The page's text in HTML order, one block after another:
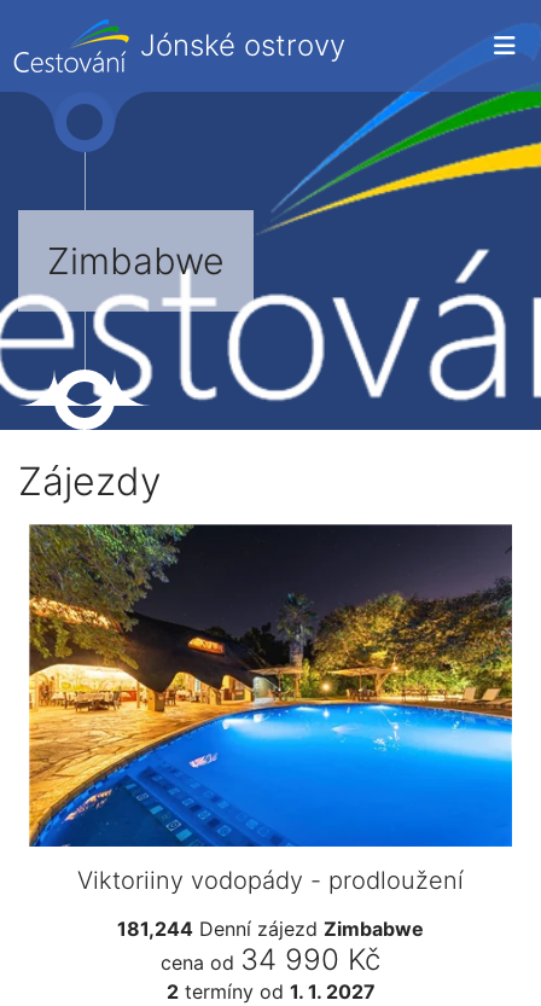
Jónské ostrovy
Zimbabwe
Zájezdy
Viktoriiny vodopády - prodloužení
181,244 Denní zájezd Zimbabwe
cena od 34 990 Kč
2termínyod 1. 1. 2027